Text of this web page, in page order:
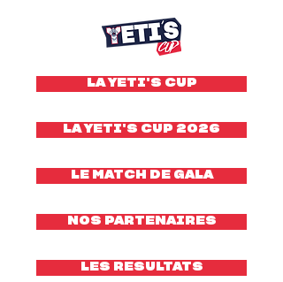
LA YETI'S CUP
NOS PARTENAIRES
LES RESULTATS
LA YETI'S CUP 2026
LE MATCH DE GALA